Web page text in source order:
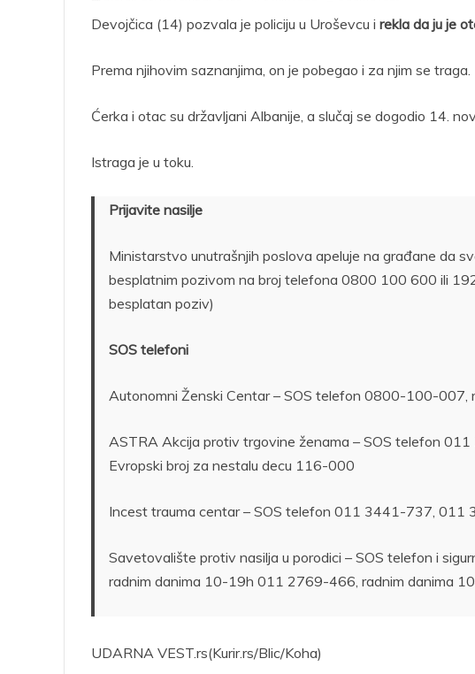
Devojčica (14) pozvala je policiju u Uroševcu i rekla da ju je
Prema njihovim saznanjima, on je pobegao i za njim se traga.
Ćerka i otac su državljani Albanije, a slučaj se dogodio 14.
Istraga je u toku.
Prijavite nasilje
Ministarstvo unutrašnjih poslova apeluje na građane da
besplatnim pozivom na broj telefona 0800 100 600 ili
besplatan poziv)
SOS telefoni
Autonomni Ženski Centar – SOS telefon 0800-100-007,
ASTRA Akcija protiv trgovine ženama – SOS telefon
Evropski broj za nestalu decu 116-000
Incest trauma centar – SOS telefon 011 3441-737, 011
Savetovalište protiv nasilja u porodici – SOS telefon i
radnim danima 10-19h 011 2769-466, radnim danima
UDARNA VEST.rs(Kurir.rs/Blic/Koha)